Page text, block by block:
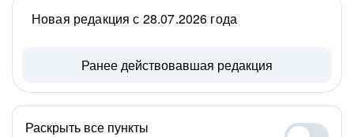
Новая редакция с 28.07.2026 года
Ранее действовавшая редакция
Раскрыть все пункты